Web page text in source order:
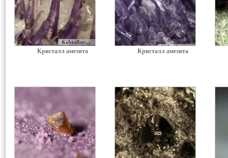
Кристалл амезита Кристалл амезита